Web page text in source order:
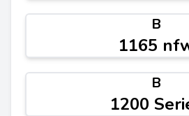
B
1165
B
1200